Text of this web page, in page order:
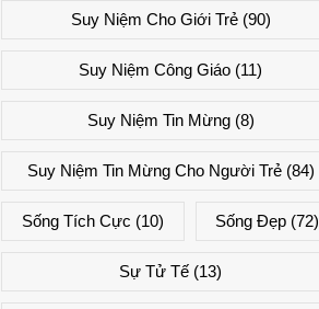
Suy Niệm Cho Giới Trẻ(90)
Suy Niệm Công Giáo (11)
Suy Niệm Tin Mừng(8)
Suy Niệm Tin Mừng Cho Người Trẻ(84)
Sống Tích Cực (10) Sống Đẹp (72)
Sự Tử Tế (13)